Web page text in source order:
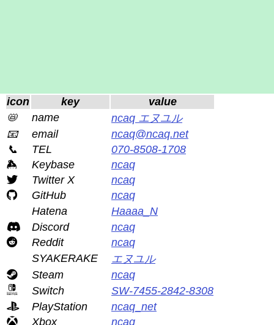
icon key
value
📛
name
ncaq エヌユル
📧
email
ncaq@ncaq.net
📞
TEL
070-8508-1708
Keybase
ncaq
Twitter X
ncaq
GitHub
ncaq
Hatena
Haaaa_N
Discord
ncaq
Reddit
ncaq
SYAKERAKE
エヌユル
Steam
ncaq
Switch
SW-7455-2842-8308
PlayStation
ncaq_net
Xbox
ncaq